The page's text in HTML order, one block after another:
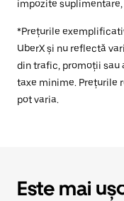
impozite
*Prețurile
UberX și nu reflectă
din trafic, promoții sau
taxe minime. Prețurile
pot varia.
Este mai